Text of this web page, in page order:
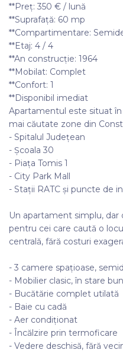
**Preț: 350 € / lună
**Suprafață: 60 mp
**Compartimentare:
**Etaj: 4 / 4
**An construcție: 1964
**Mobilat: Complet
**Confort: 1
**Disponibil imediat
Apartamentul este situat
mai căutate zone din
- Spitalul Județean
- Școala 30
- Piața Tomis 1
- City Park Mall
- Stații RATC și puncte de
Un apartament simplu, dar
pentru cei care caută o
centrală, fără costuri
- 3 camere spațioase,
- Mobilier clasic, în stare
- Bucătărie complet utilată
- Baie cu cadă
- Aer condiționat
- Încălzire prin termoficare
- Vedere deschisă, fără